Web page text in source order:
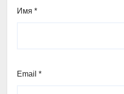
Имя *
Email *